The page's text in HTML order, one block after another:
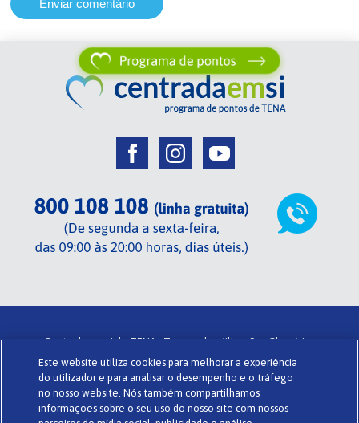
Centrada em si de TENA . Termos de utilização . Glossário .
Powered by www.codigomedia.com© Essity Portugal Lda
Sobre o Centrada em si . Política de privacidade . Cookies .
Este website utiliza cookies para melhorar a experiência
do utilizador e para analisar o desempenho e o tráfego
no nosso website. Nós também compartilhamos
informações sobre o seu uso do nosso site com nossos